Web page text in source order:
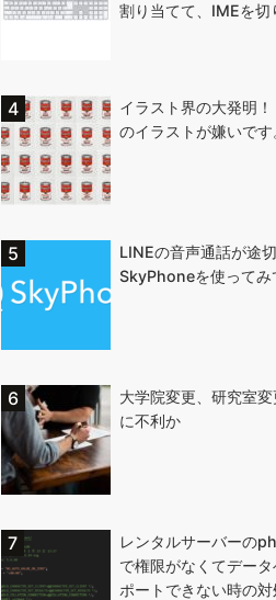
割り当てて、IMEを切
イラスト界の大発明
のイラストが嫌いです
LINEの音声通話が途切
SkyPhoneを使ってみ
大学院変更、研究室
に不利か
レンタルサーバーの
で権限がなくてデー
ポートできない時の